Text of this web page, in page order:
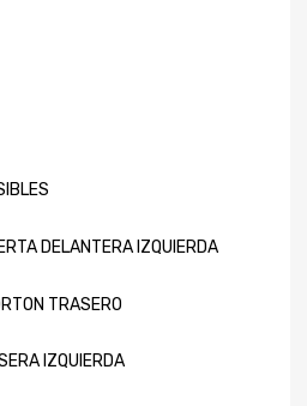
DELANTERA IZQUIERDA
TRASERO
IZQUIERDA